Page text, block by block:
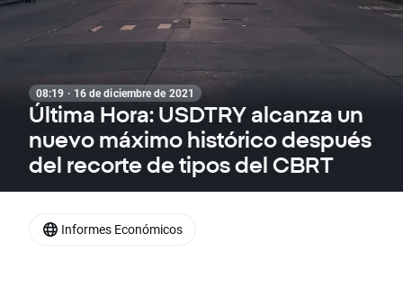
08:19 · 16 de diciembre de 2021
Última Hora: USDTRY alcanza un
nuevo máximo histórico después
del recorte de tipos del CBRT
Informes Económicos